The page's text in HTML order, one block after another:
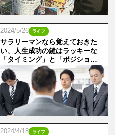
2024/5/26 ライフ
サラリーマンなら覚えておきた
い、人生成功の鍵はラッキーな
「タイミング」と「ポジショ…
2024/4/18 ライフ